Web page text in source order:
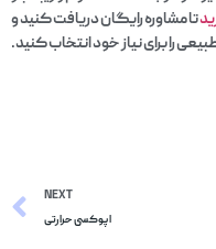
تا مشاوره رایگان دریافت کنید و
را برای نیاز خود انتخاب کنید.
NEXT
اپوکسی حرارتی